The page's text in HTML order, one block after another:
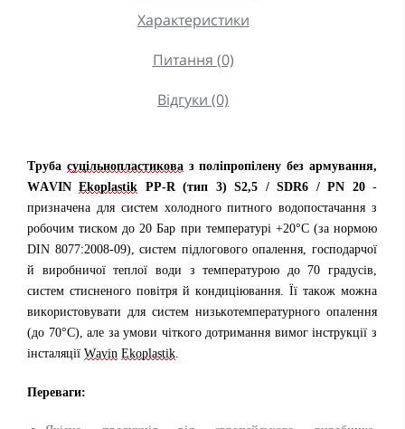
Характеристики
Питання (0)
Відгуки (0)
Труба суцільнопластиковаз поліпропілену без армування,
WAVINEkoplastik PP-R (тип 3) S2,5 / SDR6 / PN 20-
призначена для систем холодного питного водопостачання з
робочим тиском до 20 Бар при температурі +20°C (за нормою
DIN 8077:2008-09), систем підлогового опалення, господарчої
й виробничої теплої води з температурою до 70 градусів,
систем стисненого повітря й кондиціювання. Її також можна
використовувати для систем низькотемпературного опалення
(до 70°C), але за умови чіткого дотримання вимог інструкції з
інсталяції Wavin Ekoplastik.
Переваги: